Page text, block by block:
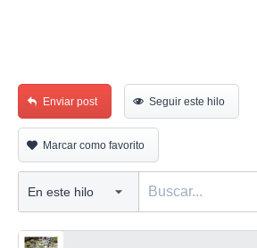
Enviar post Seguir este hilo
Marcar como favorito